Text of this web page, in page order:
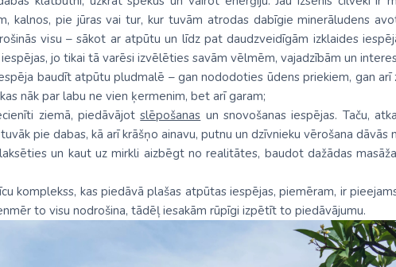
kalnos, pie jūras vai tur, kur tuvām atrodas dabīgie minerāludens
visu – sākot ar atpūtu un līdz pat daudzveidīgām izklaides
jo tikai tā varēsi izvēlēties savām vēlmēm, vajadzībām un
baudīt atpūtu pludmalē – gan nododoties ūdens priekiem, gan
nāk par labu ne vien ķermenim, bet arī garam;
ziemā, piedāvājotslēpošanas un snovošanas iespējas. Taču,
pie dabas, kā arī krāšņo ainavu, putnu un dzīvnieku vērošana
un kaut uz mirkli aizbēgt no realitātes, baudot dažādas
komplekss, kas piedāvā plašas atpūtas iespējas, piemēram, ir
to visu nodrošina, tādēļ iesakām rūpīgi izpētīt to piedāvājumu.